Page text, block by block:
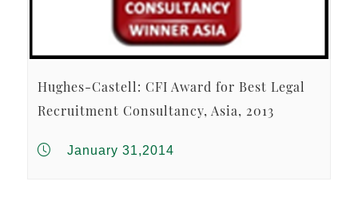
Hughes-Castell: CFI Award for Best Legal
Recruitment Consultancy, Asia, 2013
January 31,2014